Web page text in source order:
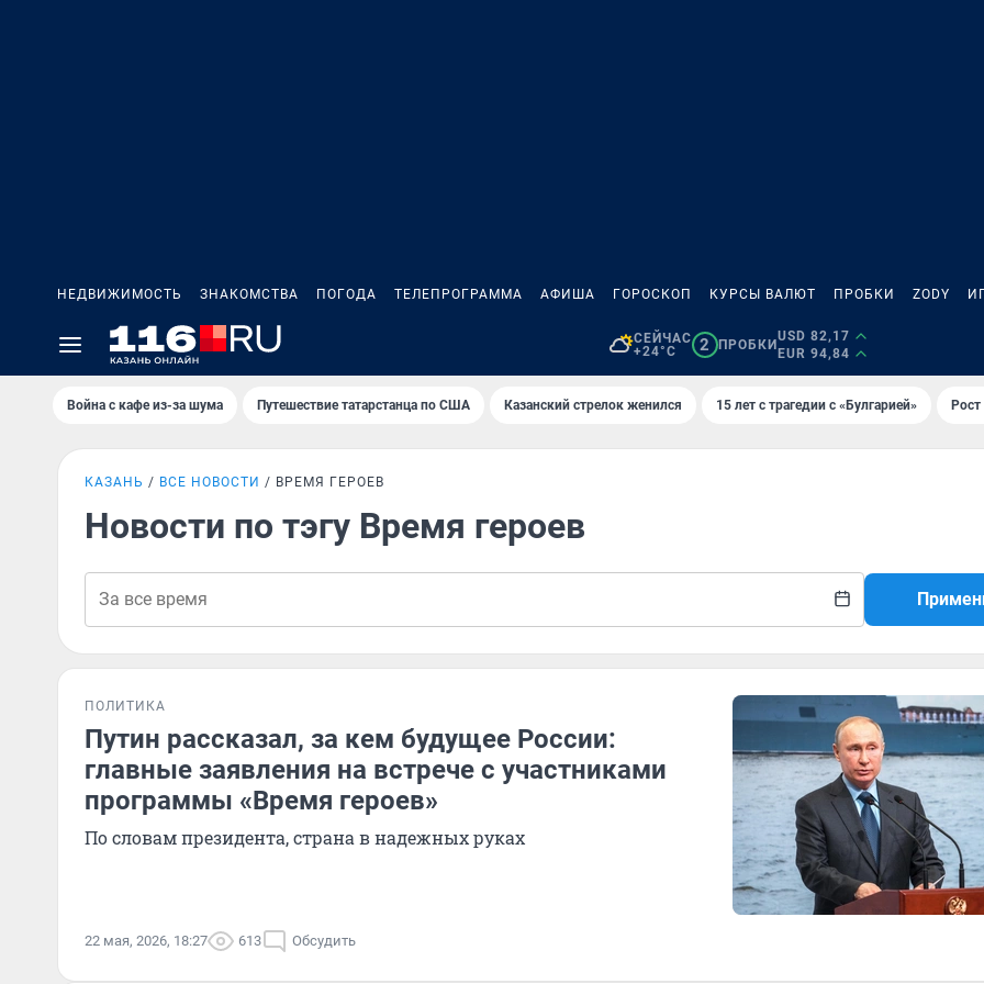
НЕДВИЖИМОСТЬ ЗНАКОМСТВА ПОГОДА ТЕЛЕПРОГРАММА АФИША ГОРОСКОП КУРСЫ ВАЛЮТ ПРОБКИ ZODY
СЕЙЧАС
+24°C
2 ПРОБКИ
USD 82,17
EUR 94,84
Война с кафе из-за шума Путешествие татарстанца по США Казанский стрелок женился 15 лет с трагедии с «Булгарией»
КАЗАНЬ ВСЕ НОВОСТИ ВРЕМЯ ГЕРОЕВ
Новости по тэгу Время героев
ПОЛИТИКА
Путин рассказал, за кем будущее России:
главные заявления на встрече с участниками
программы «Время героев»
По словам президента, страна в надежных руках
22 мая, 2026, 18:27 613 Обсудить